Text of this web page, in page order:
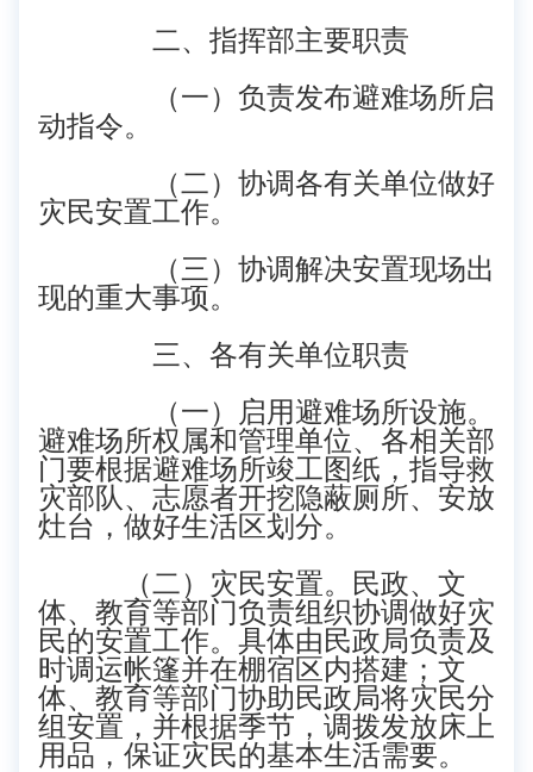
二、指挥部主要职责
（一）负责发布避难场所启
动指令。
（二）协调各有关单位做好
灾民安置工作。
（三）协调解决安置现场出
现的重大事项。
三、各有关单位职责
（一）启用避难场所设施。
避难场所权属和管理单位、各相关部
门要根据避难场所竣工图纸，指导救
灾部队、志愿者开挖隐蔽厕所、安放
灶台，做好生活区划分。
（二）灾民安置。民政、文
体、教育等部门负责组织协调做好灾
民的安置工作。具体由民政局负责及
时调运帐篷并在棚宿区内搭建；文
体、教育等部门协助民政局将灾民分
组安置，并根据季节，调拨发放床上
用品，保证灾民的基本生活需要。